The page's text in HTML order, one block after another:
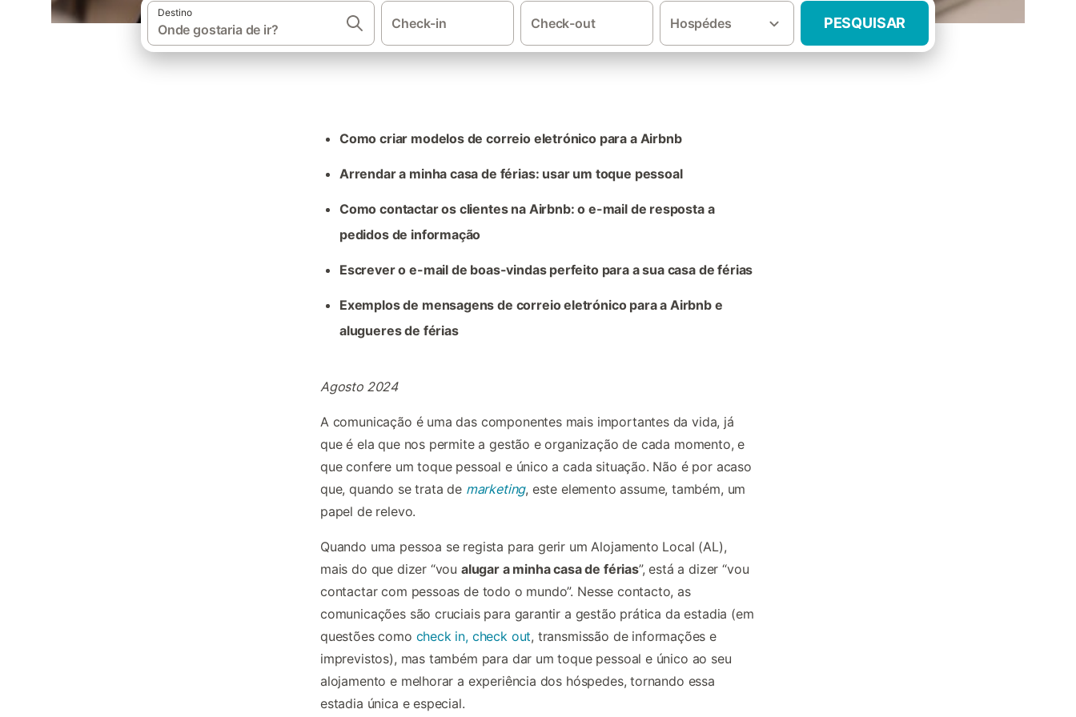
Destino
Check-in Check-out Hospédes PESQUISAR
Como criar modelos de correio eletrónico para a Airbnb
Arrendar a minha casa de férias: usar um toque pessoal
Como contactar os clientes na Airbnb: o e-mail de resposta a
pedidos de informação
Escrever o e-mail de boas-vindas perfeito para a sua casa de férias
Exemplos de mensagens de correio eletrónico para a Airbnb e
alugueres de férias
Agosto 2024
A comunicação é uma das componentes mais importantes da vida, já
que é ela que nos permite a gestão e organização de cada momento, e
que confere um toque pessoal e único a cada situação. Não é por acaso
que, quando se trata de marketing, este elemento assume, também, um
papel de relevo.
Quando uma pessoa se regista para gerir um Alojamento Local (AL),
mais do que dizer “vou alugar a minha casa de férias”, está a dizer “vou
contactar com pessoas de todo o mundo”. Nesse contacto, as
comunicações são cruciais para garantir a gestão prática da estadia (em
questões como check in, check out, transmissão de informações e
imprevistos), mas também para dar um toque pessoal e único ao seu
alojamento e melhorar a experiência dos hóspedes, tornando essa
estadia única e especial.